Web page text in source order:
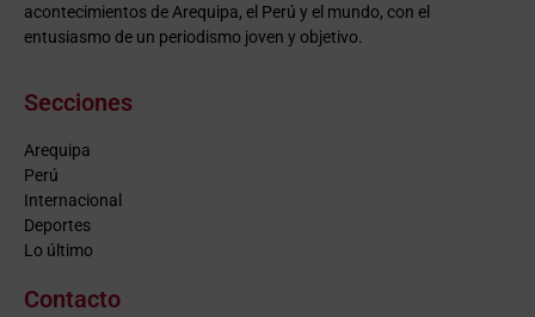
acontecimientos de Arequipa, el Perú y el mundo, con el
entusiasmo de un periodismo joven y objetivo.
Secciones
Arequipa
Perú
Internacional
Deportes
Lo último
Contacto